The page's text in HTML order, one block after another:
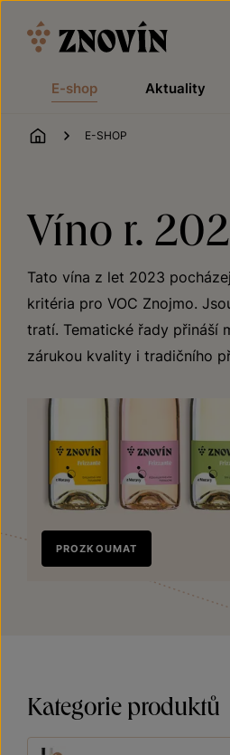
E-shop Aktuality
ÚVOD
E-SHOP
Víno r.
Tato vína z let 2023
kritéria pro VOC Znojmo.
tratí. Tematické řady přináší
zárukou kvality i tradičního
Nově
v prodeji
PROZKOUMAT
Kategorie produktů